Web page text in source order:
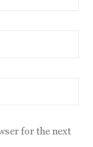
for the next